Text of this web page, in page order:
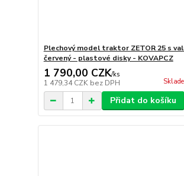
Plechový model traktor ZETOR 25 s
červený - plastové disky - KOVAPCZ
1 790,00 CZK/ks
1 479,34 CZK bez DPH
Přidat do košíku